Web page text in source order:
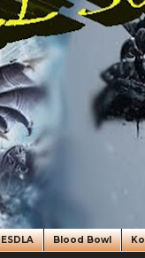
ESDLA Blood Bowl